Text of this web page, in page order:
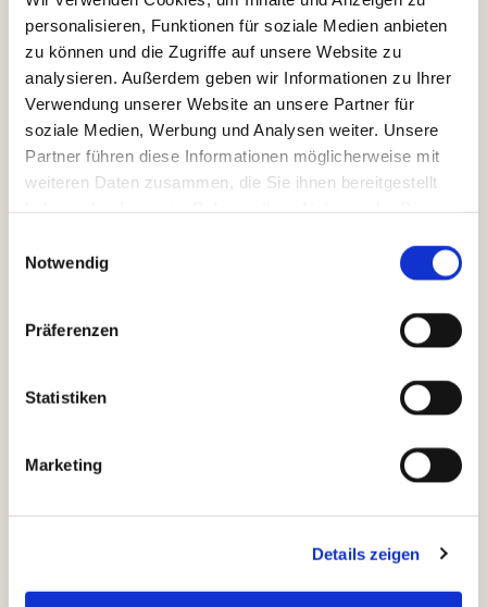
personalisieren, Funktionen für soziale Medien anbieten
zu können und die Zugriffe auf unsere Website zu
analysieren. Außerdem geben wir Informationen zu Ihrer
Verwendung unserer Website an unsere Partner für
soziale Medien, Werbung und Analysen weiter. Unsere
Partner führen diese Informationen möglicherweise mit
weiteren Daten zusammen, die Sie ihnen bereitgestellt
Notwendig
Präferenzen
Statistiken
Marketing
Details zeigen
Gastronomie
Das Freibad verfügt über einen Kiosk. Hier gibt es
eine Auswahl an Snacks, Getränken und Eis.
Sie können Ihren Eintritt mit Bargeld, EC- und
Kreditkarten sowie kontaktlosen Zahlungsarten
Wir bitten Sie, bei Barzahlung Ihr Wechselgeld sofort
nachzuzählen - spätere Reklamationen können nicht
30-er Karte keinen Eintritt gewähren! Ein
Nachreichen ist nicht möglich.